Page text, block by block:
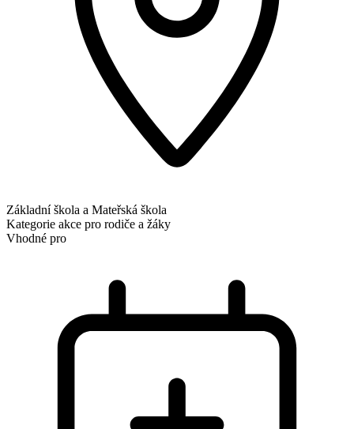
Základní škola a Mateřská škola
Kategorie akce pro rodiče a žáky
Vhodné pro